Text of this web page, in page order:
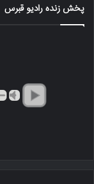
پخش زنده رادیو قبرس